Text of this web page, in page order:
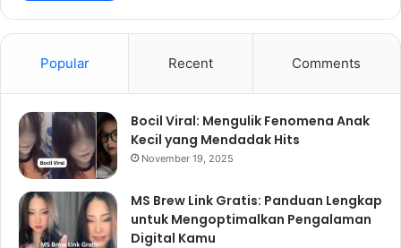
Popular Recent Comments
Bocil Viral: Mengulik Fenomena Anak
Kecil yang Mendadak Hits
November 19, 2025
MS Brew Link Gratis: Panduan Lengkap
untuk Mengoptimalkan Pengalaman
Digital Kamu